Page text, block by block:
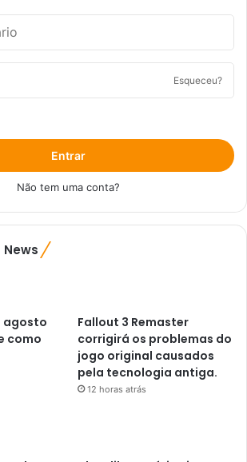
Esqueceu?
Entrar
Não tem uma conta?
agosto
como
Fallout 3 Remaster
corrigirá os problemas do
jogo original causados ​​
pela tecnologia antiga.
12 horas atrás